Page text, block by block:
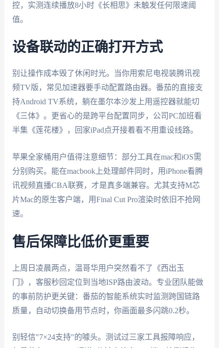
控，实测连续播放8小时《长相思》未触发任何限速阈
值。
设备联动的正确打开方式
别让操作成本毁了休闲时光。当你用索尼电视装腾讯视
频TV版，常见加速器要手动配置路由器。番茄的直接支
持Android TV系统，躺在墨尔本沙发上用遥控器就能切
《三体》。更省心的是跨平台配置同步，公司PC加班看
半集《莲花楼》，回家iPad点开接着看不用重设线路。
苹果全家桶用户值得注意细节：部分工具在mac和iOS需
分别购买。能在macbook上处理邮件同时，用iPhone看腾
讯视频直播CBA联赛，才是真多端兼容。尤其支持M芯
片Mac的原生客户端，用Final Cut Pro渲染时依旧不抢网
速。
售后保障比低价更重要
上周日凌晨两点，温哥华用户突然看不了《西出玉
门》，客服秒回定位到当地ISP路由波动。专业团队能做
的事前防护更关键：番茄的智能系统实时监测跨国链路
质量，自动切换备用节点时，你画面最多闪跳0.2秒。
别轻信"7×24支持"的噱头。测试过三家工具报障响应，